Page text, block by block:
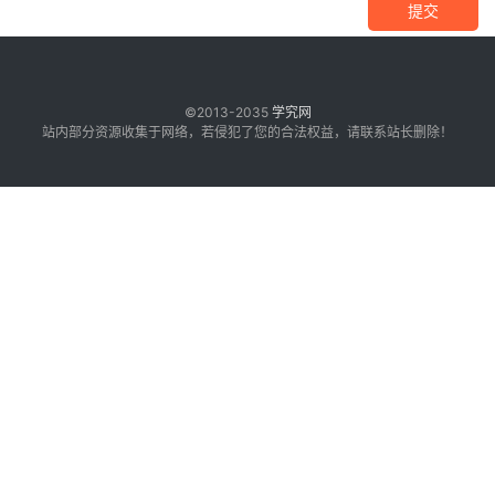
提交
©2013-2035 学究网
站内部分资源收集于网络，若侵犯了您的合法权益，请联系站长删除！